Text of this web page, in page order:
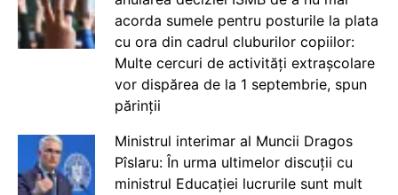
acorda sumele pentru posturile la plata
cu ora din cadrul cluburilor copiilor:
Multe cercuri de activități extrașcolare
vor dispărea de la 1 septembrie, spun
părinții
Ministrul interimar al Muncii Dragos
Pîslaru: În urma ultimelor discuții cu
ministrul Educației lucrurile sunt mult